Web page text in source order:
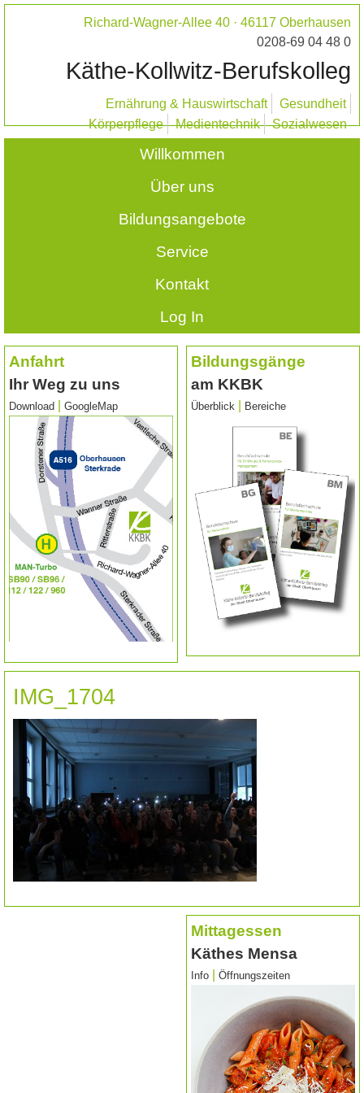
Richard-Wagner-Allee 40 · 46117 Oberhausen
0208-69 04 48 0
Käthe-Kollwitz-Berufskolleg
Ernährung & Hauswirtschaft
Gesundheit
Körperpflege
Medientechnik Sozialwesen
Willkommen
Über uns
Bildungsangebote
Service
Kontakt
Log In
Anfahrt
Ihr Weg zu uns
Download GoogleMap
Bildungsgänge
am KKBK
Überblick Bereiche
IMG_1704
Mittagessen
Käthes Mensa
Info Öffnungszeiten